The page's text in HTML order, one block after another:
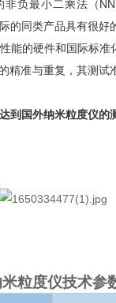
非负最小二乘法（
的同类产品具有很好的
能的硬件和国际标准
精准与重复，其测
国外纳米粒度仪的测
粒度仪技术参